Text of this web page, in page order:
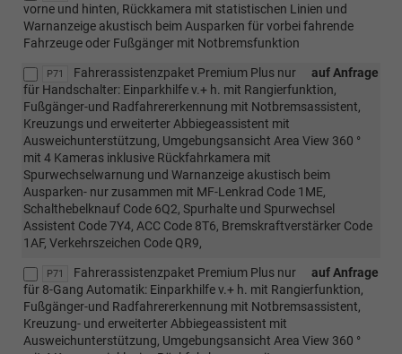
vorne und hinten, Rückkamera mit statistischen Linien und
Warnanzeige akustisch beim Ausparken für vorbei fahrende
Fahrzeuge oder Fußgänger mit Notbremsfunktion
P71 auf Anfrage
Fahrerassistenzpaket Premium Plus nur
für Handschalter: Einparkhilfe v.+ h. mit Rangierfunktion,
Fußgänger-und Radfahrererkennung mit Notbremsassistent,
Kreuzungs und erweiterter Abbiegeassistent mit
Ausweichunterstützung, Umgebungsansicht Area View 360 °
mit 4 Kameras inklusive Rückfahrkamera mit
Spurwechselwarnung und Warnanzeige akustisch beim
Ausparken- nur zusammen mit MF-Lenkrad Code 1ME,
Schalthebelknauf Code 6Q2, Spurhalte und Spurwechsel
Assistent Code 7Y4, ACC Code 8T6, Bremskraftverstärker Code
1AF, Verkehrszeichen Code QR9,
P71 auf Anfrage
Fahrerassistenzpaket Premium Plus nur
für 8-Gang Automatik: Einparkhilfe v.+ h. mit Rangierfunktion,
Fußgänger-und Radfahrererkennung mit Notbremsassistent,
Kreuzung- und erweiterter Abbiegeassistent mit
Ausweichunterstützung, Umgebungsansicht Area View 360 °